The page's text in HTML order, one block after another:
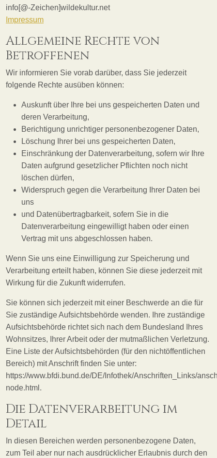
info[@-Zeichen]wildekultur.net
Impressum
Allgemeine Rechte von
Betroffenen
Wir informieren Sie vorab darüber, dass Sie jederzeit
folgende Rechte ausüben können:
Auskunft über Ihre bei uns gespeicherten Daten und
deren Verarbeitung,
Berichtigung unrichtiger personenbezogener Daten,
Löschung Ihrer bei uns gespeicherten Daten,
Einschränkung der Datenverarbeitung, sofern wir Ihre
Daten aufgrund gesetzlicher Pflichten noch nicht
löschen dürfen,
Widerspruch gegen die Verarbeitung Ihrer Daten bei
uns
und Datenübertragbarkeit, sofern Sie in die
Datenverarbeitung eingewilligt haben oder einen
Vertrag mit uns abgeschlossen haben.
Wenn Sie uns eine Einwilligung zur Speicherung und
Verarbeitung erteilt haben, können Sie diese jederzeit mit
Wirkung für die Zukunft widerrufen.
Sie können sich jederzeit mit einer Beschwerde an die für
Sie zuständige Aufsichtsbehörde wenden. Ihre zuständige
Aufsichtsbehörde richtet sich nach dem Bundesland Ihres
Wohnsitzes, Ihrer Arbeit oder der mutmaßlichen Verletzung.
Eine Liste der Aufsichtsbehörden (für den nichtöffentlichen
Bereich) mit Anschrift finden Sie unter:
https://www.bfdi.bund.de/DE/Infothek/Anschriften_Links/
node.html.
Die Datenverarbeitung im
Detail
In diesen Bereichen werden personenbezogene Daten,
zum Teil aber nur nach ausdrücklicher Erlaubnis durch den